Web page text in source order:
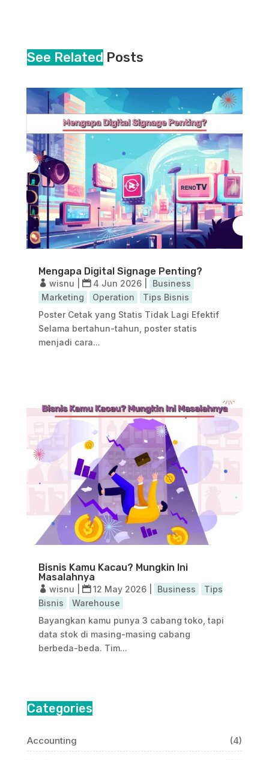
See Related Posts
Mengapa Digital Signage Penting?
wisnu 4 Jun 2026|
Business
Marketing
Operation
Tips Bisnis
Poster Cetak yang Statis Tidak Lagi Efektif
Selama bertahun-tahun, poster statis
menjadi cara...
Bisnis Kamu Kacau? Mungkin Ini
Masalahnya
wisnu 12 May 2026| Business
Tips
Bisnis
Warehouse
Bayangkan kamu punya 3 cabang toko, tapi
data stok di masing-masing cabang
berbeda-beda. Tim...
Categories
Accounting (4)